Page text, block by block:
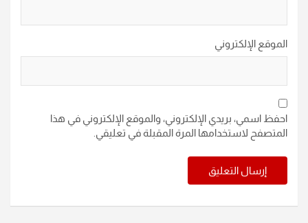
الموقع الإلكتروني
احفظ اسمي، بريدي الإلكتروني، والموقع الإلكتروني في هذا
المتصفح لاستخدامها المرة المقبلة في تعليقي.